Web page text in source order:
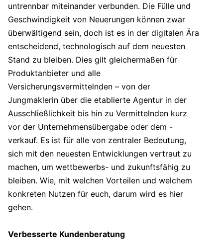
untrennbar miteinander verbunden. Die Fülle und
Geschwindigkeit von Neuerungen können zwar
überwältigend sein, doch ist es in der digitalen Ära
entscheidend, technologisch auf dem neuesten
Stand zu bleiben. Dies gilt gleichermaßen für
Produktanbieter und alle
Versicherungsvermittelnden – von der
Jungmaklerin über die etablierte Agentur in der
Ausschließlichkeit bis hin zu Vermittelnden kurz
vor der Unternehmensübergabe oder dem -
verkauf. Es ist für alle von zentraler Bedeutung,
sich mit den neuesten Entwicklungen vertraut zu
machen, um wettbewerbs- und zukunftsfähig zu
bleiben. Wie, mit welchen Vorteilen und welchem
konkreten Nutzen für euch, darum wird es hier
gehen.
Verbesserte Kundenberatung